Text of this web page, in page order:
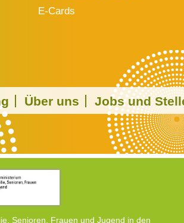
E-Cards
Über uns Jobs und
Senioren, Frauen und Jugend in den